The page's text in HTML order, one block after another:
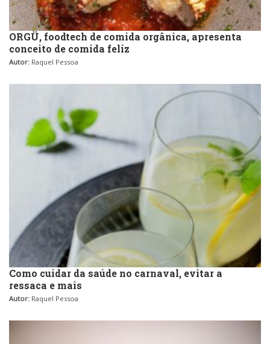
ORGÜ, foodtech de comida orgânica, apresenta
conceito de comida feliz
Autor: Raquel Pessoa
Como cuidar da saúde no carnaval, evitar a
ressaca e mais
Autor: Raquel Pessoa